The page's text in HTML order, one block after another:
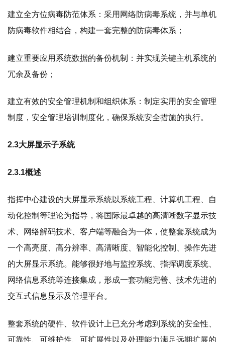
建立全方位病毒防范体系：采用网络防病毒系统，并与单机
防病毒软件相结合，构建一套完整的防病毒体系；
建立重要应用系统数据的备份机制：并实现关键主机系统的
冗余及备份；
建立有效的安全管理机制和组织体系：制定实用的安全管理
制度，安全管理培训制度化，确保系统安全措施的执行。
2.3大屏显示子系统
2.3.1概述
指挥中心建设的大屏显示系统以系统工程、计算机工程、自
动化控制等理论为指导，将国际最卓越的高清晰数字显示技
术、网络解码技术、客户端等融合为一体，使整套系统成为
一个高亮度、高分辨率、高清晰度、智能化控制、操作先进
的大屏显示系统。能够很好地与监控系统、指挥调度系统、
网络信息系统等连接集成，形成一套功能完善、技术先进的
交互式信息显示及管理平台。
整套系统的硬件、软件设计上已充分考虑到系统的安全性、
可靠性、可维护性、可扩展性以及处理能力满足远期扩展的